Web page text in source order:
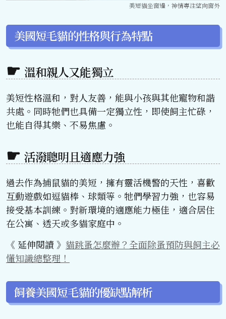
美短貓坐窗邊，神情專注望向窗外
美國短毛貓的性格與行為特點
溫和親人又能獨立
美短性格溫和，對人友善，能與小孩與其他寵物和諧
共處。同時牠們也具備一定獨立性，即使飼主忙碌，
也能自得其樂、不易焦慮。
活潑聰明且適應力強
過去作為捕鼠貓的美短，擁有靈活機警的天性，喜歡
互動遊戲如逗貓棒、球類等。牠們學習力強，也容易
接受基本訓練。對新環境的適應能力極佳，適合居住
在公寓、透天或多貓家庭中。
《 延伸閱讀 》 貓跳蚤怎麼辦？全面除蚤預防與飼主必
懂知識總整理！
飼養美國短毛貓的優缺點解析